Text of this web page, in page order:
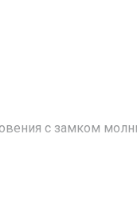
с замком